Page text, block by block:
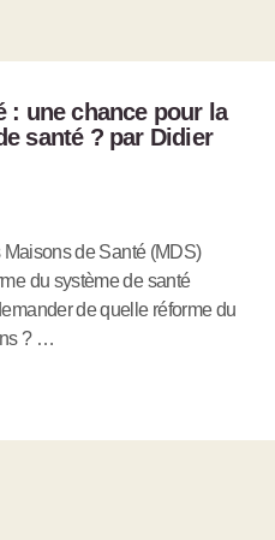
: une chance pour la
santé ? par Didier
Maisons de Santé (MDS)
du système de santé
de quelle réforme du
? …